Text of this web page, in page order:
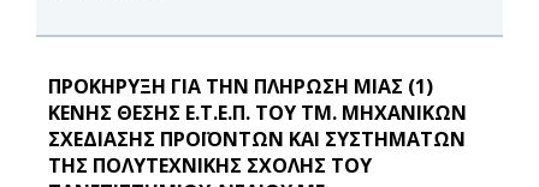
ΠΡΟΚΗΡΥΞΗ ΓΙΑ ΤΗΝ ΠΛΗΡΩΣΗ ΜΙΑΣ (1)
ΚΕΝΗΣ ΘΕΣΗΣ Ε.Τ.Ε.Π. ΤΟΥ ΤΜ. ΜΗΧΑΝΙΚΩΝ
ΣΧΕΔΙΑΣΗΣ ΠΡΟΪΟΝΤΩΝ ΚΑΙ ΣΥΣΤΗΜΑΤΩΝ
ΤΗΣ ΠΟΛΥΤΕΧΝΙΚΗΣ ΣΧΟΛΗΣ ΤΟΥ